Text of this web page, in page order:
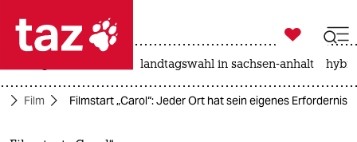
 taz zahl ich
taz zahl ich

taz zahl ich
landtagswahl in sachsen-anhalt
Film Filmstart „Carol“: Jeder Ort hat sein eigenes Erfordernis